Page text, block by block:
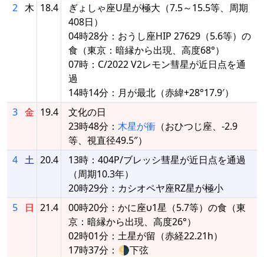
2 木 18.4
ぎょしゃ座U星が極大（7.5～15.5等、周期
408日）
04時28分：おうし座HIP 27629（5.6等）の
食（東京：暗縁から出現、高度68°）
07時：C/2022 V2レモン彗星が近日点を通
過
14時14分：月が最北（赤緯+28°17.9′）
3 金 19.4
文化の日
23時48分： 木星が衝 （おひつじ座、-2.9
等、視直径49.5″）
4 土 20.4
13時：404P/ブレッシ彗星が近日点を通過
（周期10.3年）
20時29分：カシオペヤ座RZ星が極小
5
日 21.4
00時20分：かに座υ1星（5.7等）の食（東
京：暗縁から出現、高度26°）
02時01分：土星が留（赤経22.21h）
17時37分：🌗下弦